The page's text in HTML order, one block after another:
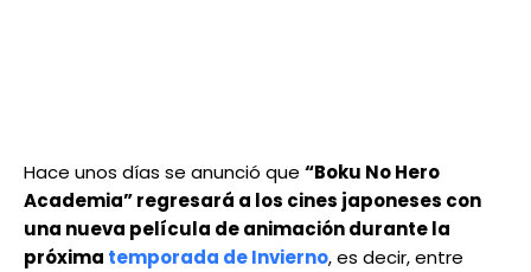
Hace unos días se anunció que “Boku No Hero
Academia” regresará a los cines japoneses con
una nueva película de animación durante la
próxima temporada de Invierno, es decir, entre